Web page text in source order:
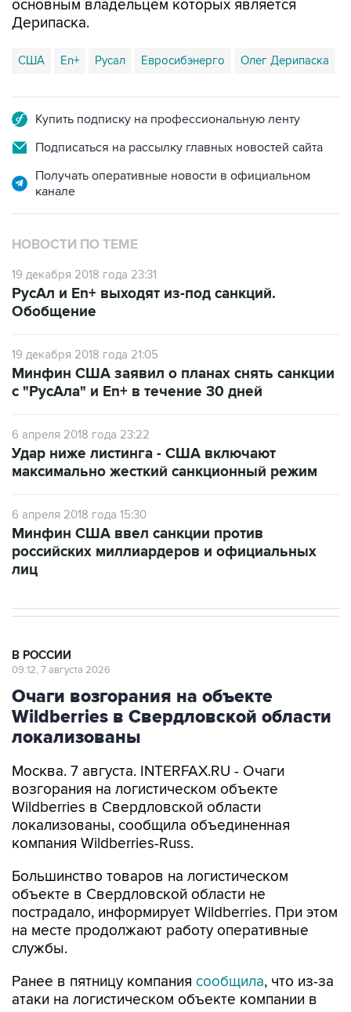
США En+
Подписаться на рассылку главных новостей сайта
Получать оперативные новости в официальном
НОВОСТИ ПО ТЕМЕ
19 декабря 2018 года 23:31
Обобщение
19 декабря 2018 года 21:05
с "РусАла" и En+ в течение 30 дней
6 апреля 2018 года 23:22
максимально жесткий санкционный режим
российских миллиардеров и официальных
лиц
Очаги возгорания на объекте
Wildberries в Свердловской области
локализованы
Москва. 7 августа. INTERFAX.RU - Очаги
Wildberries в Свердловской области
локализованы, сообщила объединенная
компания Wildberries-Russ.
Большинство товаров на логистическом
пострадало, информирует Wildberries. При этом
на месте продолжают работу оперативные
службы.
Ранее в пятницу компания
Екатеринбурге возникло возгорание.